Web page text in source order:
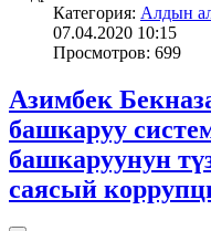
Категория: Алдын
07.04.2020 10:15
Просмотров: 699
Азимбек
башкаруу
башкаруунун
саясый